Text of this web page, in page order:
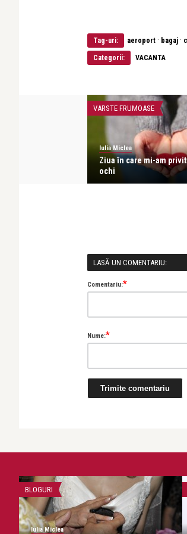
Tag-uri: aeroport · bagaj ·
Categorii: VACANTA
VARSTE FRUMOASE
Iulia Miclea
Ziua în care mi-am
ochi
LASĂ UN COMENTARIU:
Comentariu:*
Nume:*
BLOGURI
Iulia Miclea